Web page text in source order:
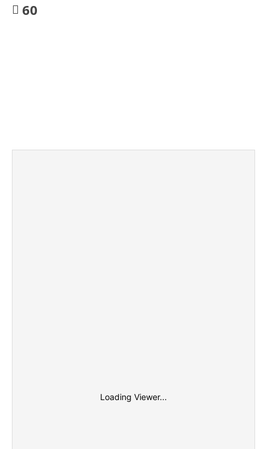
60
Loading Viewer...